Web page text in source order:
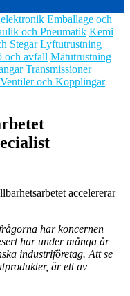
Emballage och
och Pneumatik Kemi
Stegar Lyftutrustning
och avfall Mätutrustning
Transmissioner
Ventiler och Kopplingar
har koncernen
har under många år
industriföretag. Att se
är ett av